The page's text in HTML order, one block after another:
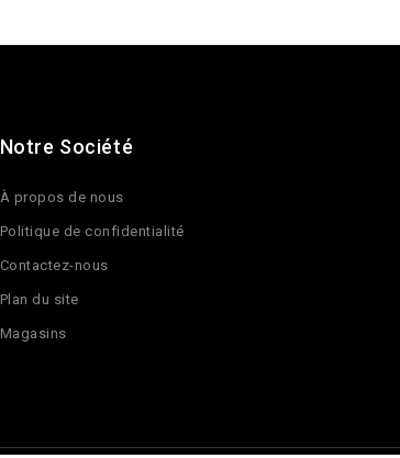
Notre Société
À propos de nous
Politique de confidentialité
Contactez-nous
Plan du site
Magasins